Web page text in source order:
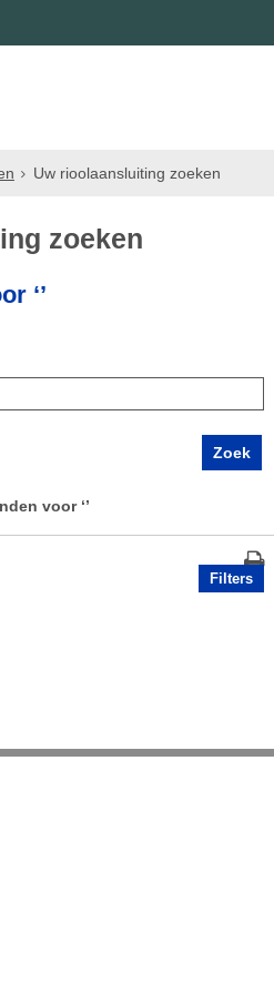
Uw rioolaansluiting zoeken
zoeken
‘’
voor ‘’
Filters